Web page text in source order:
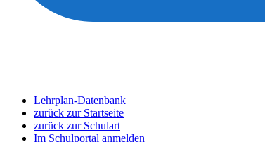
Lehrplan-Datenbank
zurück zur Startseite
zurück zur Schulart
Im Schulportal anmelden